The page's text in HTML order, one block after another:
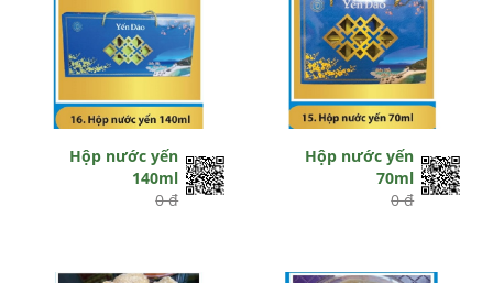
Hộp nước yến
140ml
0 đ
Hộp nước yến
70ml
0 đ